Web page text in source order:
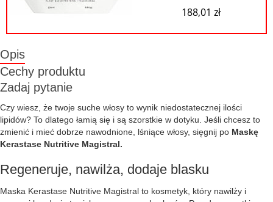
188,01 zł
Opis
Cechy produktu
Zadaj pytanie
Czy wiesz, że twoje suche włosy to wynik niedostatecznej ilości
lipidów? To dlatego łamią się i są szorstkie w dotyku. Jeśli chcesz to
zmienić i mieć dobrze nawodnione, lśniące włosy, sięgnij po Maskę
Kerastase Nutritive Magistral.
Regeneruje, nawilża, dodaje blasku
Maska Kerastase Nutritive Magistral to kosmetyk, który nawilży i